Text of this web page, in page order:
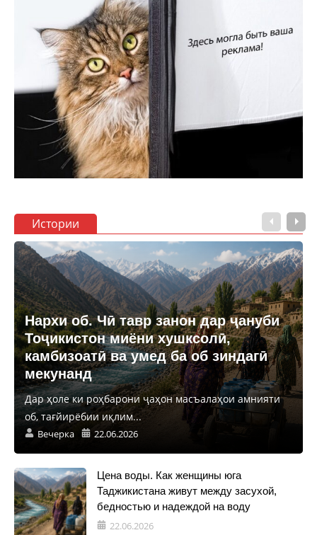
Истории
Нархи об. Чӣ тавр занон дар ҷануби
Тоҷикистон миёни хушксолӣ,
камбизоатӣ ва умед ба об зиндагӣ
мекунанд
Дар ҳоле ки роҳбарони ҷаҳон масъалаҳои амнияти
об, тағйирёбии иқлим...
Вечерка 22.06.2026
Цена воды. Как женщины юга
Таджикистана живут между засухой,
бедностью и надеждой на воду
22.06.2026